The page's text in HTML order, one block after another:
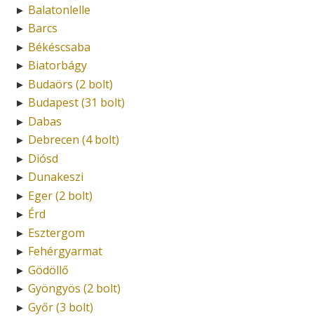
► Balatonlelle
► Barcs
► Békéscsaba
► Biatorbágy
► Budaörs (2 bolt)
► Budapest (31 bolt)
► Dabas
► Debrecen (4 bolt)
► Diósd
► Dunakeszi
► Eger (2 bolt)
► Érd
► Esztergom
► Fehérgyarmat
► Gödöllő
► Gyöngyös (2 bolt)
► Győr (3 bolt)